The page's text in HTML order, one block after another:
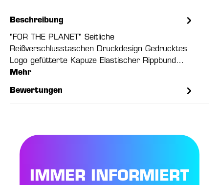
Beschreibung
"FOR THE PLANET" Seitliche
Reißverschlusstaschen Druckdesign Gedrucktes
Logo gefütterte Kapuze Elastischer Rippbund…
Mehr
Bewertungen
IMMER INFORMIERT